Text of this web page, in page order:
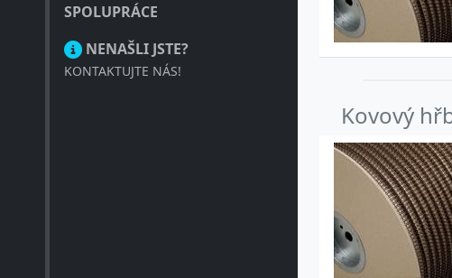
SPOLUPRÁCE
NENAŠLI JSTE?
KONTAKTUJTE NÁS!
Kovový